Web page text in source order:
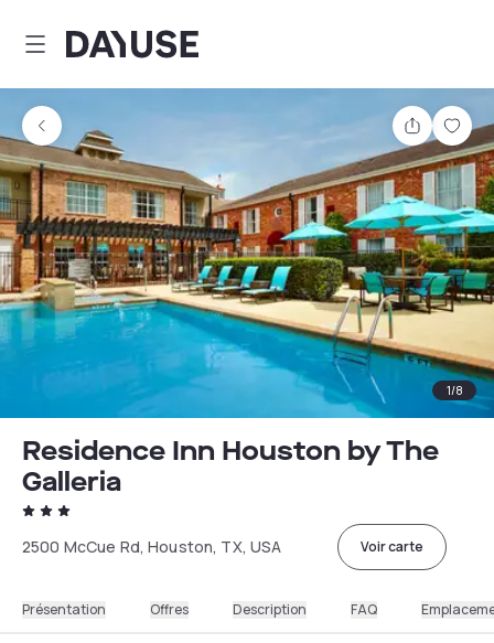
Dayuse
Partager
1/8
Residence Inn Houston by The
Galleria
2500 McCue Rd, Houston, TX, USA Voir carte
Présentation Offres Description FAQ